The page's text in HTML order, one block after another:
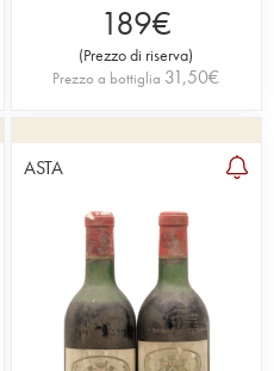
189€
(Prezzo di riserva)
Prezzo a bottiglia 31,50€
ASTA